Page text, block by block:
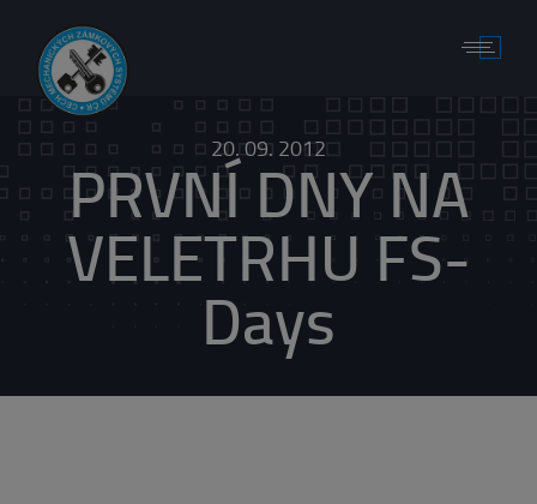
20. 09. 2012
PRVNÍ DNY NA
VELETRHU FS-
Days